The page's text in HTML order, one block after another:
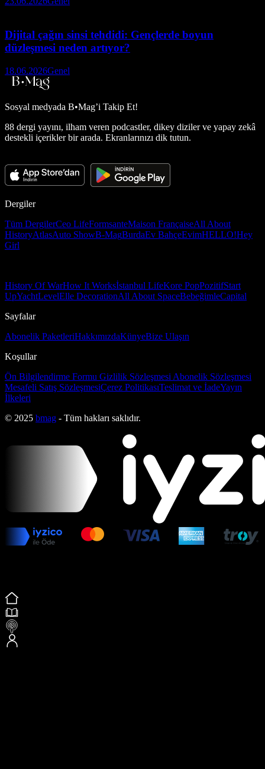
Dijital çağın sinsi tehdidi: Gençlerde boyun
düzleşmesi neden artıyor?
18.06.2026Genel
Sosyal medyada B•Mag’i Takip Et!
88 dergi yayını, ilham veren podcastler, dikey diziler ve yapay zekâ
destekli içerikler bir arada. Ekranlarınızı dik tutun.
Dergiler
Tüm DergilerCeo LifeFormsanteMaison FrançaiseAll About
HistoryAtlasAuto ShowB-MagBurdaEv BahçeEvimHELLO!Hey
Girl
History Of WarHow It Worksİstanbul LifeKore PopPozitifStart
UpYachtLevelElle DecorationAll About SpaceBebeğimleCapital
Sayfalar
Abonelik PaketleriHakkımızdaKünyeBize Ulaşın
Koşullar
Ön Bilgilendirme Formu Gizlilik Sözleşmesi Abonelik Sözleşmesi
Mesafeli Satış SözleşmesiÇerez PolitikasıTeslimat ve İadeYayın
İlkeleri
© 2025 bmag - Tüm hakları saklıdır.